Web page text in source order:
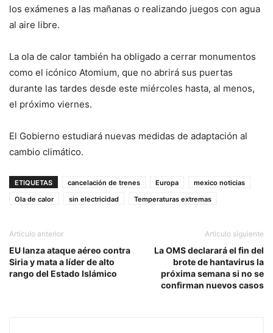
los exámenes a las mañanas o realizando juegos con agua
al aire libre.
La ola de calor también ha obligado a cerrar monumentos
como el icónico Atomium, que no abrirá sus puertas
durante las tardes desde este miércoles hasta, al menos,
el próximo viernes.
El Gobierno estudiará nuevas medidas de adaptación al
cambio climático.
ETIQUETAS cancelación de trenes Europa
mexico noticias
Ola de calor
sin electricidad Temperaturas extremas
Artículo anterior
EU lanza ataque aéreo contra
Siria y mata a líder de alto
rango del Estado Islámico
Artículo siguiente
La OMS declarará el fin del
brote de hantavirus la
próxima semana si no se
confirman nuevos casos